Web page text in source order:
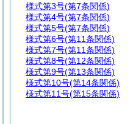
様式第3号(第7条関係)
様式第4号(第7条関係)
様式第5号(第7条関係)
様式第6号(第11条関係)
様式第7号(第11条関係)
様式第8号(第12条関係)
様式第9号(第13条関係)
様式第10号(第14条関係)
様式第11号(第15条関係)